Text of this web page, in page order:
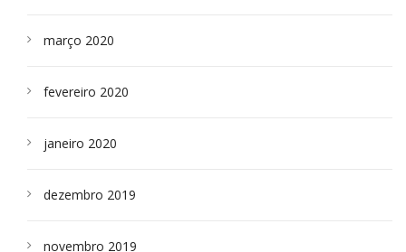
março 2020
fevereiro 2020
janeiro 2020
dezembro 2019
novembro 2019